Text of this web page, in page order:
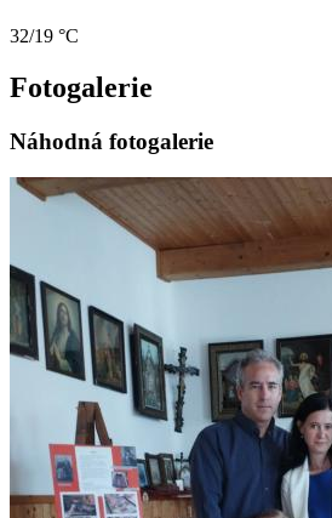
32/19 °C
Fotogalerie
Náhodná fotogalerie